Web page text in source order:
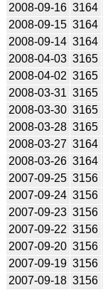
2008-09-16 3164
2008-09-15 3164
2008-09-14 3164
2008-04-03 3165
2008-04-02 3165
2008-03-31 3165
2008-03-30 3165
2008-03-28 3165
2008-03-27 3164
2008-03-26 3164
2007-09-25 3156
2007-09-24 3156
2007-09-23 3156
2007-09-22 3156
2007-09-20 3156
2007-09-19 3156
2007-09-18 3156